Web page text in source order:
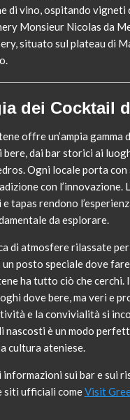
di vino, ospitando vigneti
Monsieur Nicolas da
situato sul plateau di
dei Cocktail
offre un’ampia gamma
bere, dai bar storici ai
Ogni locale porta con
con l’innovazione.
tapas rendono
da esplorare.
di atmosfere rilassate
posto speciale dove
ha tutto ciò che cerchi.
dove bere, ma veri e
e la convivialità si
nascosti è un modo
cultura ateniese.
sui bar e sui
siti ufficiali comeVisit